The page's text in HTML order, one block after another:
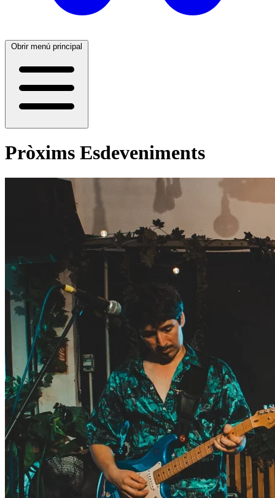
Obrir menú principal
Pròxims Esdeveniments